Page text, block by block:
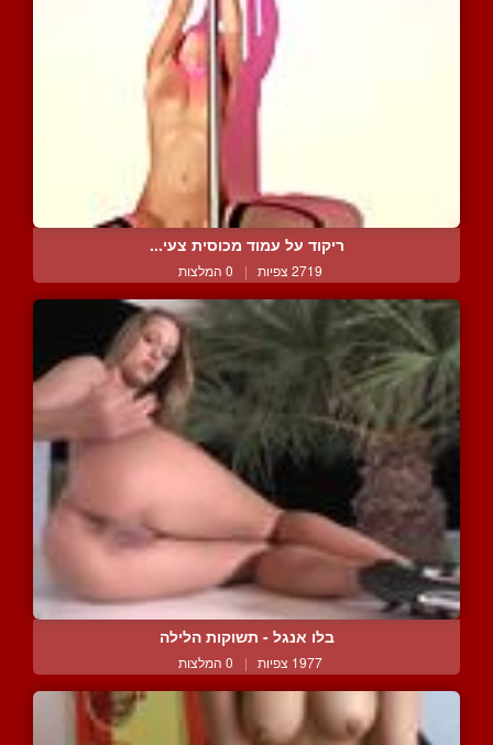
ריקוד על עמוד מכוסית צעי...
2719 צפיות | 0 המלצות
בלו אנגל - תשוקות הלילה
1977 צפיות | 0 המלצות